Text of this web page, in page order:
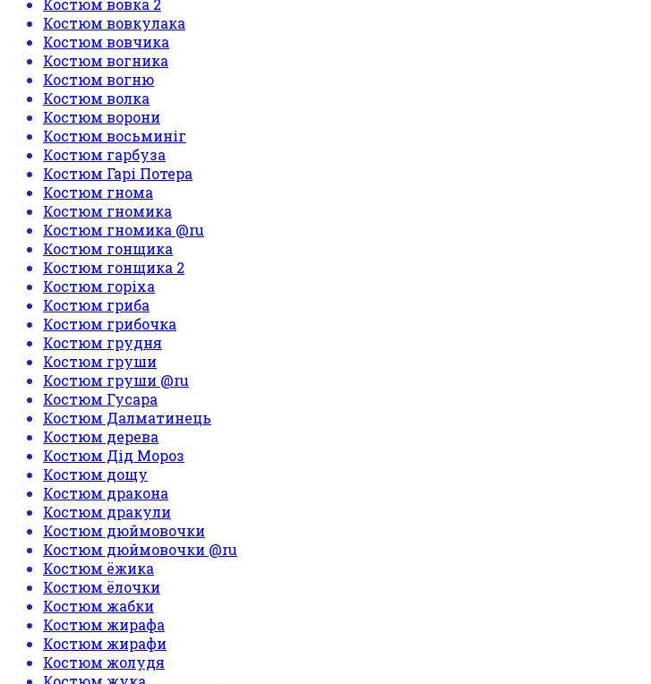
Костюм вовка 2
Костюм вовкулака
Костюм вовчика
Костюм вогника
Костюм вогню
Костюм волка
Костюм ворони
Костюм восьминіг
Костюм гарбуза
Костюм Гарі Потера
Костюм гнома
Костюм гномика
Костюм гномика @ru
Костюм гонщика
Костюм гонщика 2
Костюм горіха
Костюм гриба
Костюм грибочка
Костюм грудня
Костюм груши
Костюм груши @ru
Костюм Гусара
Костюм Далматинець
Костюм дерева
Костюм Дід Мороз
Костюм дощу
Костюм дракона
Костюм дракули
Костюм дюймовочки
Костюм дюймовочки @ru
Костюм ёжика
Костюм ёлочки
Костюм жабки
Костюм жирафа
Костюм жирафи
Костюм жолудя